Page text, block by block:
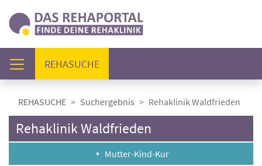
REHASUCHE(AKTUELL)
REHASUCHE Suchergebnis Rehaklinik Waldfrieden
Rehaklinik Waldfrieden
Mutter-Kind-Kur